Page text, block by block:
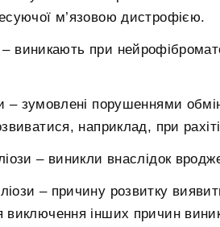
м’язовою дистрофією.
– виникають при
– зумовлені порушеннями
наприклад, при
– виникли внаслідок
– причину розвитку
виключення інших причин